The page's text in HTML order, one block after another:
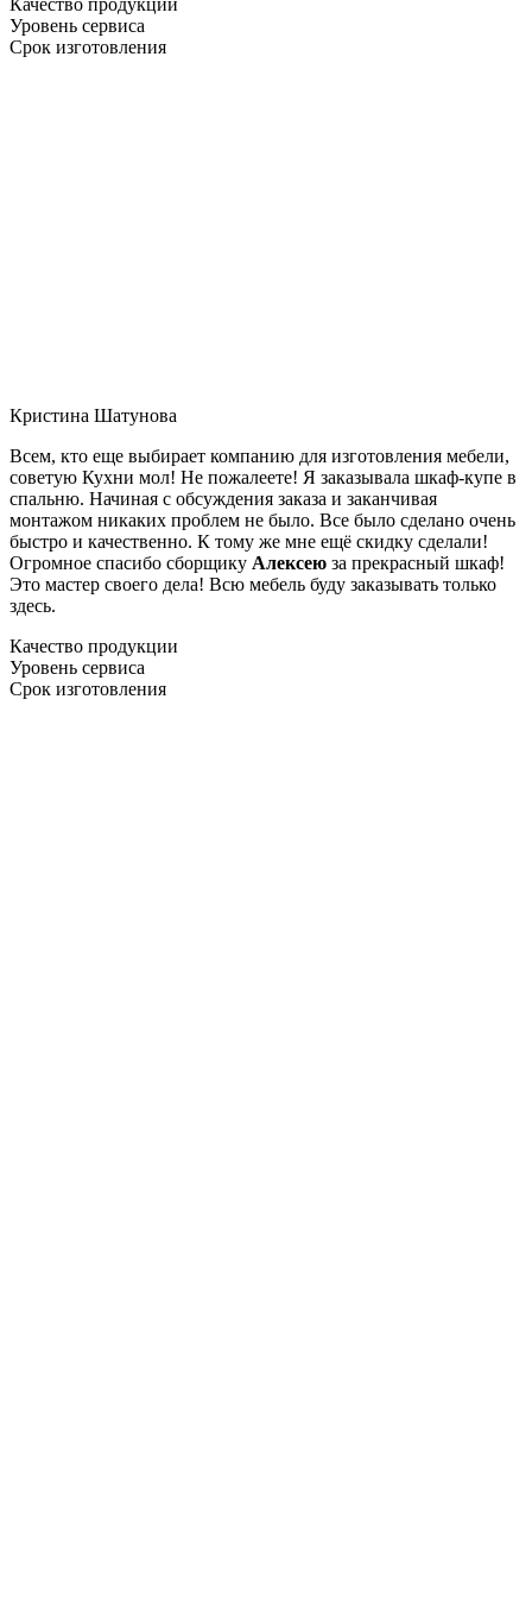
Уровень сервиса
Срок изготовления
Кристина Шатунова
Всем, кто еще выбирает компанию для изготовления мебели,
советую Кухни мол! Не пожалеете! Я заказывала шкаф-купе в
спальню. Начиная с обсуждения заказа и заканчивая
монтажом никаких проблем не было. Все было сделано очень
быстро и качественно. К тому же мне ещё скидку сделали!
Огромное спасибо сборщику Алексею за прекрасный шкаф!
Это мастер своего дела! Всю мебель буду заказывать только
здесь.
Качество продукции
Уровень сервиса
Срок изготовления